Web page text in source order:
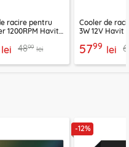
racire pentru
1200RPM Havit
lei 4899 lei
Cooler de
3W 12V Havit
5799 lei
-12%